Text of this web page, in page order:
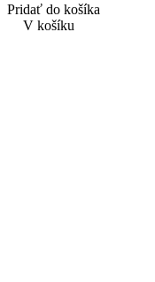
Pridať do košíka
V košíku